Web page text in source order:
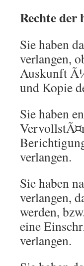
Rechte der
Sie haben
verlangen,
Auskunft
und Kopie
Sie haben
verlangen.
Sie haben
verlangen,
werden,
eine
verlangen.